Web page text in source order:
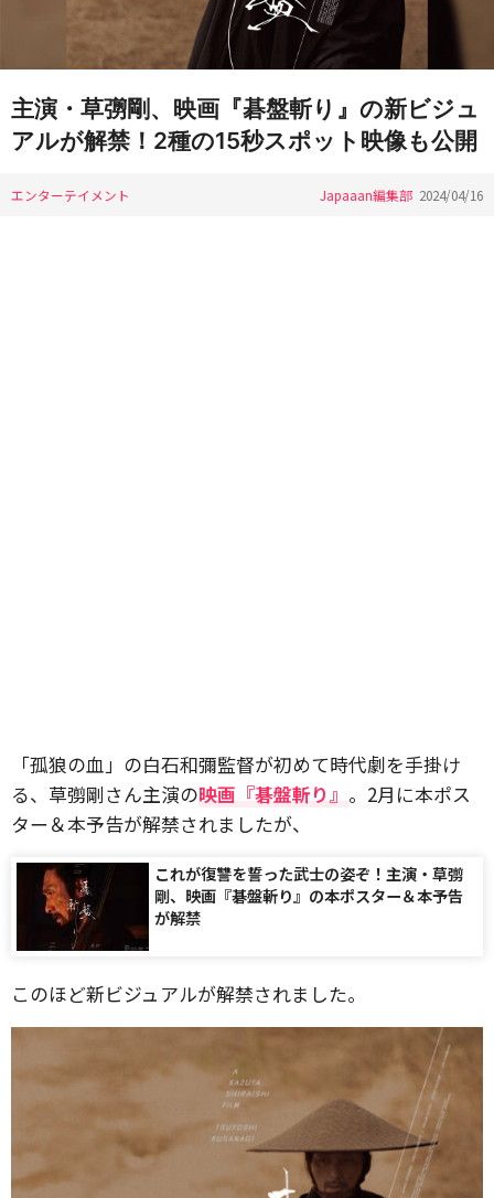
主演・草彅剛、映画『碁盤斬り』の新ビジュ
アルが解禁！2種の15秒スポット映像も公開
エンターテイメント Japaaan編集部 2024/04/16
「孤狼の血」の白石和彌監督が初めて時代劇を手掛け
る、草彅剛さん主演の映画『碁盤斬り』 。2月に本ポス
ター＆本予告が解禁されましたが、
これが復讐を誓った武士の姿ぞ！主演・草彅
剛、映画『碁盤斬り』の本ポスター＆本予告
が解禁
このほど新ビジュアルが解禁されました。